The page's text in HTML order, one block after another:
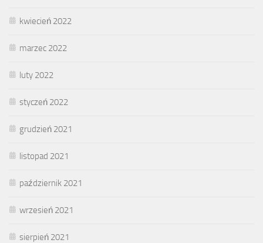
kwiecień 2022
marzec 2022
luty 2022
styczeń 2022
grudzień 2021
listopad 2021
październik 2021
wrzesień 2021
sierpień 2021